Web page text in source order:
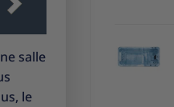
salle
le